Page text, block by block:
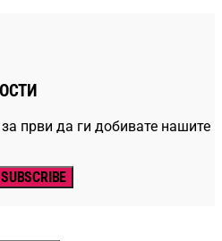
први да ги добивате нашите
SUBSCRIBE